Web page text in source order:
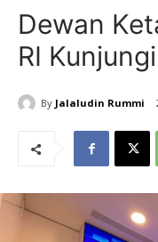
Dewan
RI
By Jalaludin Rummi